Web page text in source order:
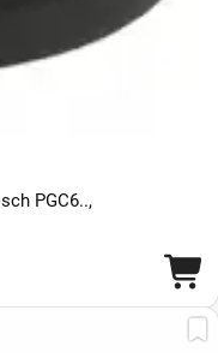
PGC6..,